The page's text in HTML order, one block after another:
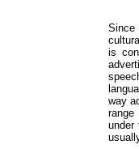
Since
is
way
under